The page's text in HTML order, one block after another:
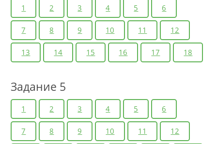
1 2 3 4 5 6
7 8 9 10 11 12
13 14 15 16 17 18
Задание 5
1 2 3 4 5 6
7 8 9 10 11 12